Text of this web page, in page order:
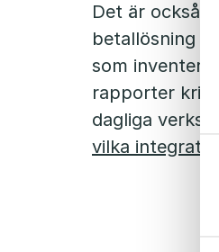
Det är också
betallösning
som
rapporter
dagliga
vilka